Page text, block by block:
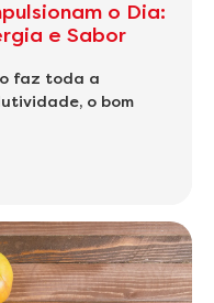
o Dia:
e Sabor
faz toda a
o bom